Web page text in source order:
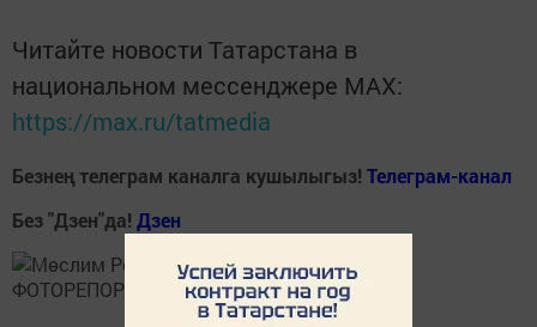
Читайте новости Татарстана в
национальном мессенджере MАХ:
https://max.ru/tatmedia
Безнең телеграм каналга кушылыгыз! Телеграм-канал
Без "Дзен"да! Дзен